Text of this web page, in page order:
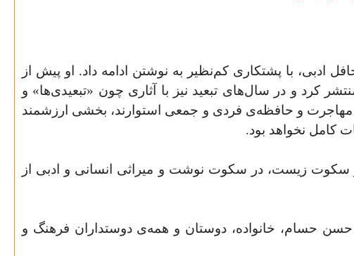
ادبی، با پشتکاری کم‌نظیر به نوشتن ادامه داد. او پیش از
کرد و در سال‌های تبعید نیز با آثاری چون «تبعیدی‌ها» و
مهاجرت و حافظه‌ی فردی و جمعی استوارند، بخشی ارزشمند
کامل نخواهد بود.
سکوت زیست، در سکوت نوشت و میراثی انسانی و ادبی از
حسن حسام، خانواده، دوستان و همه‌ی دوستداران فرهنگ و